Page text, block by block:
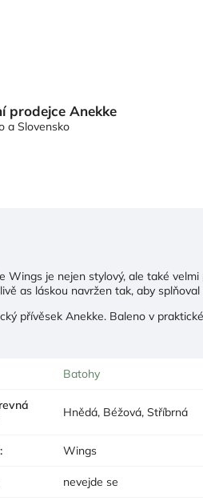
prodejce Anekke
a Slovensko
Wings je nejen stylový, ale také
as láskou navržen tak, aby
přívěsek Anekke. Baleno v
Batohy
Hnědá, Béžová, Stříbrná
: Wings
nevejde se